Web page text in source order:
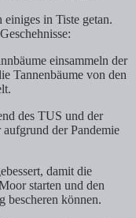
einiges in Tiste getan.
einsammeln der
Tannenbäume von den
des TUS und der
der Pandemie
damit die
starten und den
bescheren können.